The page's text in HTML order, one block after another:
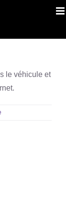
le véhicule et